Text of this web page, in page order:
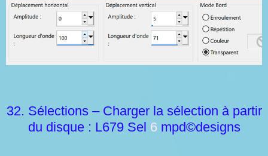
32. Sélections – Charger la sélection à partir
du disque : L679 Sel 6mpd©designs